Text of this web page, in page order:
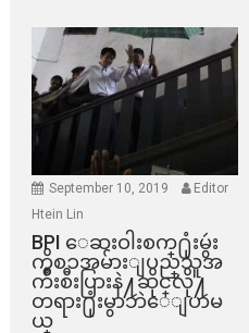
September 10, 2019
Editor
Htein Lin
BPI ​ေဆးဝါးစက္​႐ုံးမွဴး
ကိစၥအမ်ားျပည္​သူအ
က်ိဳးစီးပြားနဲ႔ဆိုင္​လို႔
တရား႐ုံးမွာဘဲေျပာမ
ယ္​